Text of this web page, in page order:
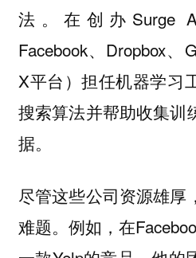
法。在创办Surge
Facebook、Dropbox、
X平台）担任机器学习
搜索算法并帮助收集训
据。
尽管这些公司资源雄厚
难题。 例如，在